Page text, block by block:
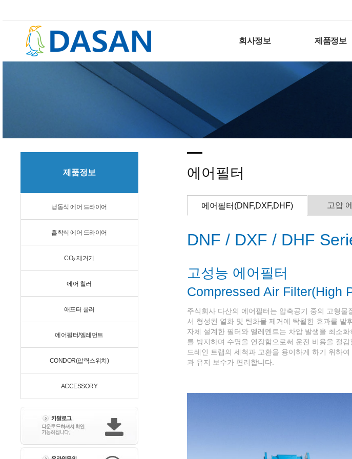
회사정보 제품정보
제품정보
냉동식 에어 드라이어
흡착식 에어 드라이어
CO2제거기
에어 칠러
애프터 쿨러
에어필터/엘레먼트
CONDOR(압력스위치)
ACCESSORY
에어필터
에어필터(DNF,DXF,DHF) 고압
DNF / DXF / DHF
고성능 에어필터
Compressed Air Filter(High
주식회사 다산의 에어필터는 압축공기 중의 고형
서 형성된 열화 및 탄화물 제거에 탁월한 효과를 발
자체 설계한 필터와 엘레멘트는 차압 발생을 최소
를 방지하며 수명을 연장함으로써 운전 비용을 절감
드레인 트랩의 세척과 교환을 용이하게 하기 위하
과 유지 보수가 편리합니다.